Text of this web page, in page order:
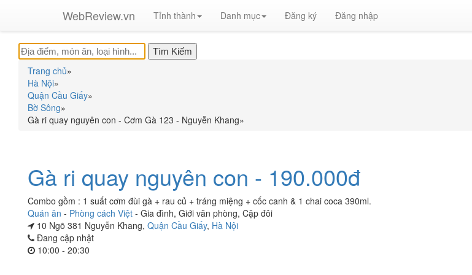
WebReview.vn Tỉnh thành Danh mục Đăng ký Đăng nhập
Trang chủ»
Hà Nội»
Quận Cầu Giấy»
Bờ Sông»
Gà ri quay nguyên con - Cơm Gà 123 - Nguyễn Khang»
Gà ri quay nguyên con - 190.000đ
Combo gồm : 1 suất cơm đùi gà + rau củ + tráng miệng + cốc canh & 1 chai coca 390ml.
Quán ăn - Phòng cách Việt - Gia đình, Giới văn phòng, Cặp đôi
10 Ngõ 381 Nguyễn Khang, Quận Cầu Giấy, Hà Nội
Đang cập nhật
10:00 - 20:30